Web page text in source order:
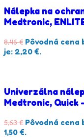
Nálepka na
Medtronic,
8,46€ Pôvodná cena
je: 2,20 €.
Univerzálna
Medtronic, Quick
5,63€ Pôvodná cena
1,50 €.